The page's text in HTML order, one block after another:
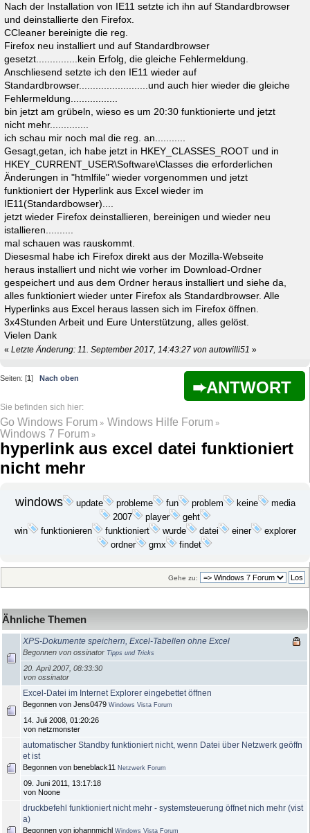
Nach der Installation von IE11 setzte ich ihn auf Standardbrowser
und deinstallierte den Firefox.
CCleaner bereinigte die reg.
Firefox neu installiert und auf Standardbrowser
gesetzt...............kein Erfolg, die gleiche Fehlermeldung.
Anschliesend setzte ich den IE11 wieder auf
Standardbrowser.........................und auch hier wieder die gleiche
Fehlermeldung.................
bin jetzt am grübeln, wieso es um 20:30 funktionierte und jetzt
nicht mehr..............
ich schau mir noch mal die reg. an...........
Gesagt,getan, ich habe jetzt in HKEY_CLASSES_ROOT und in
HKEY_CURRENT_USER\Software\Classes die erforderlichen
Änderungen in "htmlfile" wieder vorgenommen und jetzt
funktioniert der Hyperlink aus Excel wieder im
IE11(Standardbowser)....
jetzt wieder Firefox deinstallieren, bereinigen und wieder neu
istallieren..........
mal schauen was rauskommt.
Diesesmal habe ich Firefox direkt aus der Mozilla-Webseite
heraus installiert und nicht wie vorher im Download-Ordner
gespeichert und aus dem Ordner heraus installiert und siehe da,
alles funktioniert wieder unter Firefox als Standardbrowser. Alle
Hyperlinks aus Excel heraus lassen sich im Firefox öffnen.
3x4Stunden Arbeit und Eure Unterstützung, alles gelöst.
Vielen Dank
«Letzte Änderung: 11. September 2017, 14:43:27 von autowilli51 »
ANTWORT
Seiten: [1] Nach oben
Go Windows Forum » Windows Hilfe Forum »
Windows 7 Forum »
hyperlink aus excel datei funktioniert
nicht mehr
windows update probleme fun problem keine
media
2007
player
geht
win
funktionieren funktioniert wurde datei einer
explorer
ordner
gmx findet
Gehe zu:
Ähnliche Themen
XPS-Dokumente speichern, Excel-Tabellen ohne Excel
Begonnen von ossinator Tipps und Tricks
20. April 2007, 08:33:30
von ossinator
Excel-Datei im Internet Explorer eingebettet öffnen
Begonnen von Jens0479 Windows Vista Forum
14. Juli 2008, 01:20:26
von netzmonster
automatischer Standby funktioniert nicht, wenn Datei über Netzwerk geöffn
et ist
Begonnen von beneblack11 Netzwerk Forum
09. Juni 2011, 13:17:18
von Noone
druckbefehl funktioniert nicht mehr - systemsteuerung öffnet nich mehr (vist
a)
Begonnen von johannmichl Windows Vista Forum